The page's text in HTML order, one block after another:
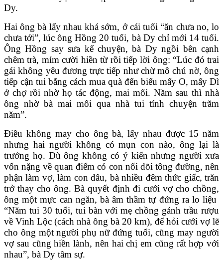
Dy.
Hai ông bà lấy nhau khá sớm, ở cái tuổi “ăn chưa no, lo
chưa tới”, lúc ông Hồng 20 tuổi, bà Dy chỉ mới 14 tuổi.
Ông Hồng say sưa kể chuyện, bà Dy ngồi bên cạnh
chêm trà, mỉm cười hiền từ rồi tiếp lời ông: “Lúc đó trai
gái không yêu đương trực tiếp như chừ mô chú nờ, ông
tiếp cận tui bằng cách mua quà đến biếu mấy O, mấy Dì
ở chợ rồi nhờ họ tác động, mai mối. Năm sau thì nhà
ông nhờ bà mai mối qua nhà tui tính chuyện trăm
năm”.
Điều không may cho ông bà, lấy nhau được 15 năm
nhưng hai người không có mụn con nào, ông lại là
trưởng họ. Dù ông không có ý kiến nhưng người xưa
vốn nặng về quan điểm có con nối dõi tông đường, nên
phận làm vợ, làm con dâu, bà nhiều đêm thức giấc, trăn
trở thay cho ông. Bà quyết định đi cưới vợ cho chồng,
ông một mực can ngăn, bà âm thầm tự đứng ra lo liệu
“Năm tui 30 tuổi, tui bàn với mẹ chồng gánh trầu rượu
về Vinh Lộc (cách nhà ông bà 20 km), để hỏi cưới vợ lẽ
cho ông một người phụ nữ đứng tuổi, cũng may người
vợ sau cũng hiền lành, nên hai chị em cũng rất hợp với
nhau”, bà Dy tâm sự.